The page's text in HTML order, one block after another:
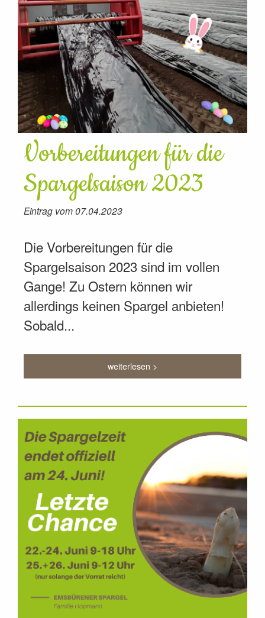
Vorbereitungen für die
Spargelsaison 2023
Eintrag vom 07.04.2023
Die Vorbereitungen für die
Spargelsaison 2023 sind im vollen
Gange! Zu Ostern können wir
allerdings keinen Spargel anbieten!
Sobald...
weiterlesen >